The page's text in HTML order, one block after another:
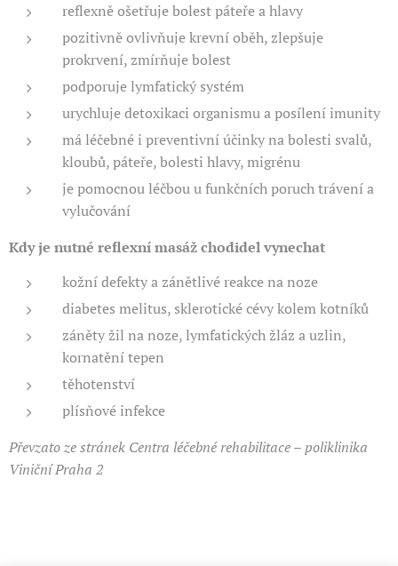
reflexně ošetřuje bolest páteře a hlavy
pozitivně ovlivňuje krevní oběh, zlepšuje
prokrvení, zmírňuje bolest
podporuje lymfatický systém
urychluje detoxikaci organismu a posílení imunity
má léčebné i preventivní účinky na bolesti svalů,
kloubů, páteře, bolesti hlavy, migrénu
je pomocnou léčbou u funkčních poruch trávení a
vylučování
Kdy je nutné reflexní masáž chodidel vynechat
kožní defekty a zánětlivé reakce na noze
diabetes melitus, sklerotické cévy kolem kotníků
záněty žil na noze, lymfatických žláz a uzlin,
kornatění tepen
těhotenství
plísňové infekce
Převzato ze stránek Centra léčebné rehabilitace – poliklinika
Viniční Praha 2